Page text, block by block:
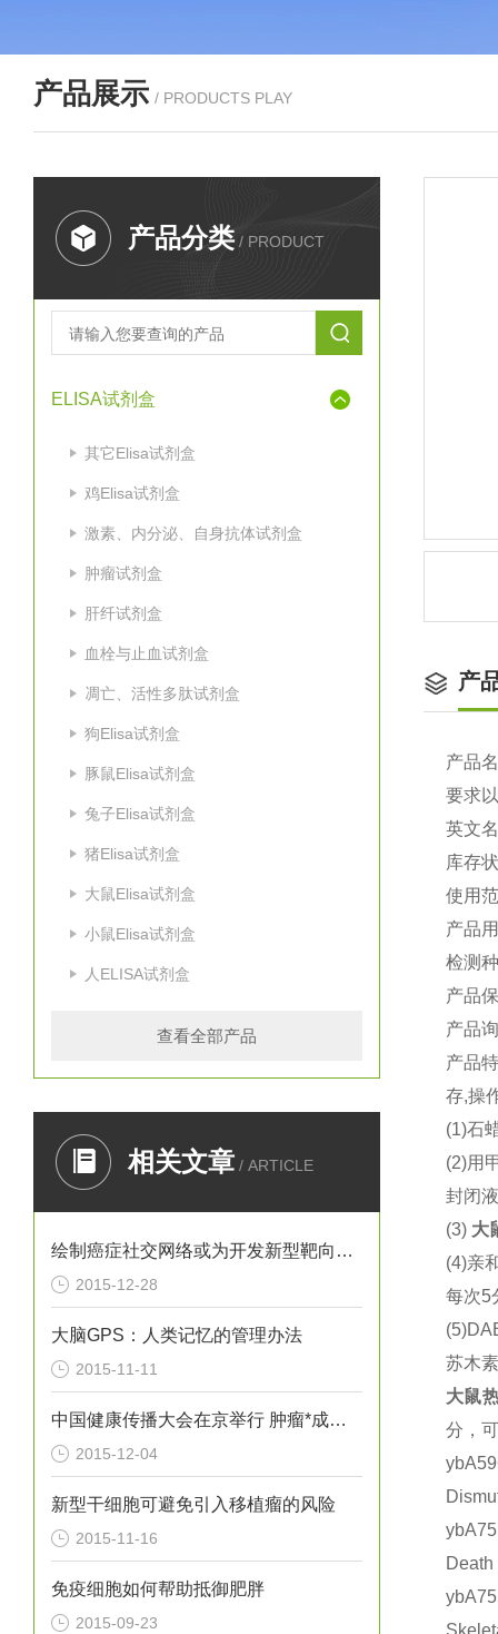
产品展示 / PRODUCTS PLAY
产品分类 / PRODUCT
ELISA试剂盒
其它Elisa试剂盒
鸡Elisa试剂盒
激素、内分泌、自身抗体试剂盒
肿瘤试剂盒
肝纤试剂盒
血栓与止血试剂盒
凋亡、活性多肽试剂盒
狗Elisa试剂盒
豚鼠Elisa试剂盒
兔子Elisa试剂盒
猪Elisa试剂盒
大鼠Elisa试剂盒
小鼠Elisa试剂盒
人ELISA试剂盒
查看全部产品
相关文章 / ARTICLE
绘制癌症社交网络或为开发新型靶向疗法提供思路
2015-12-28
大脑GPS：人类记忆的管理办法
2015-11-11
中国健康传播大会在京举行 肿瘤*成为热议焦点
2015-12-04
新型干细胞可避免引入移植瘤的风险
2015-11-16
免疫细胞如何帮助抵御肥胖
2015-09-23
产
产品
要求
英文
库存
使用
产品
检测
产品
产品
产品
存,操
(1)石
(2)用
封闭
(3) 大
(4)亲
每次5
苏木
大鼠
分，